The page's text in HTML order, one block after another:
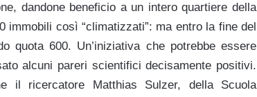
dandone beneficio a un intero quartiere della
così “climatizzati”: ma entro la fine del
quota 600. Un’iniziativa che potrebbe essere
alcuni pareri scientifici decisamente positivi.
il ricercatore Matthias Sulzer, della Scuola